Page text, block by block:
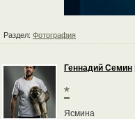
Раздел: Фотография
Геннадий Семин
*
Ясмина